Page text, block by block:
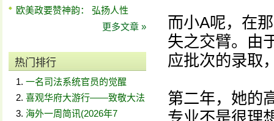
欧美政要赞神韵： 弘扬人性
更多文章 »
热门排行
一名司法系统官员的觉醒
喜观华府大游行——致敬大法
海外一周简讯(2026年7
而小A呢，在
失之交臂。由
应批次的录取
第二年，她的
专业不是很理